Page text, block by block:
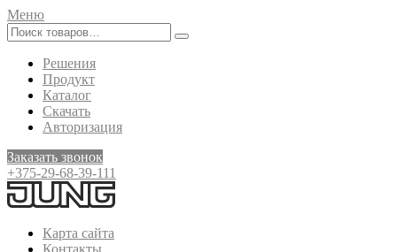
Меню
Решения
Продукт
Каталог
Скачать
Авторизация
Заказать звонок
+375-29-68-39-111
Карта сайта
Контакты